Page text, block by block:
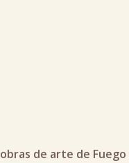
obras de arte de Fuego